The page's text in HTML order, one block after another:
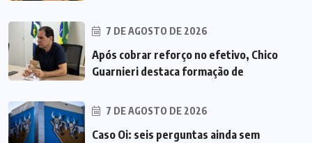
7 DE AGOSTO DE 2026
Após cobrar reforço no efetivo, Chico
Guarnieri destaca formação de
7 DE AGOSTO DE 2026
Caso Oi: seis perguntas ainda sem